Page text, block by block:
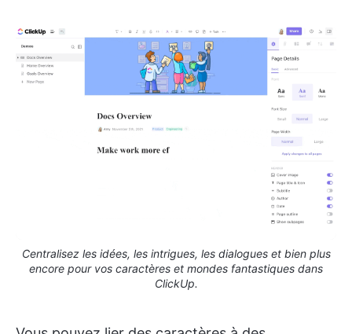
Centralisez les idées, les intrigues, les dialogues et bien plus
encore pour vos caractères et mondes fantastiques dans
ClickUp.